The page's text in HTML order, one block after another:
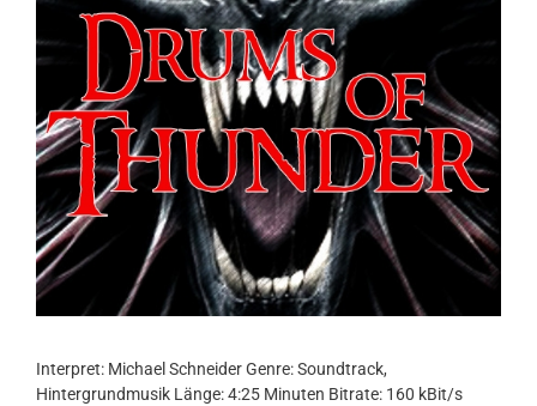
Interpret: Michael Schneider Genre: Soundtrack,
Hintergrundmusik Länge: 4:25 Minuten Bitrate: 160 kBit/s